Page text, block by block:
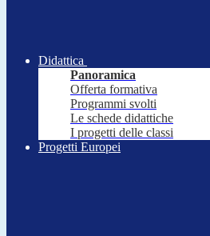
Didattica
Panoramica
Offerta formativa
Programmi svolti
Le schede didattiche
I progetti delle classi
Progetti Europei